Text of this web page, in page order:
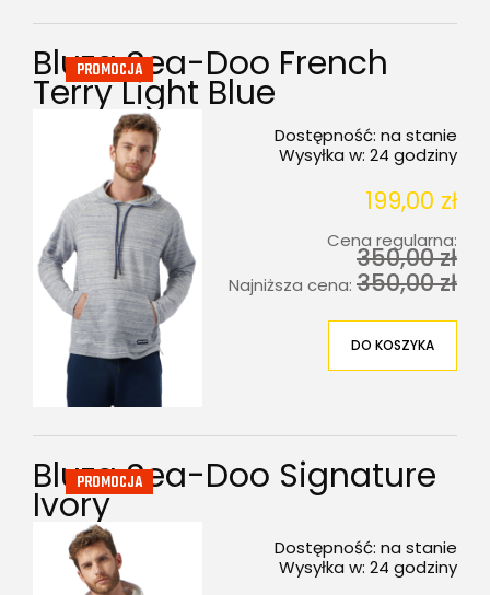
Bluza Sea-Doo French
Terry Light Blue
Dostępność: na stanie
Wysyłka w: 24 godziny
199,00 zł
Cena regularna:
350,00 zł
Najniższa cena: 350,00 zł
DO KOSZYKA
PROMOCJA
Bluza Sea-Doo Signature
Ivory
Dostępność: na stanie
Wysyłka w: 24 godziny
PROMOCJA